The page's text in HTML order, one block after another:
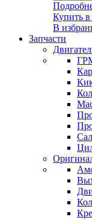
Купить
В
Запчасти